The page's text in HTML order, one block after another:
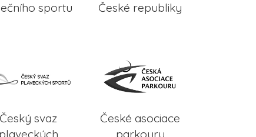
sportu
České republiky
Český svaz
plaveckých
České asociace
parkouru